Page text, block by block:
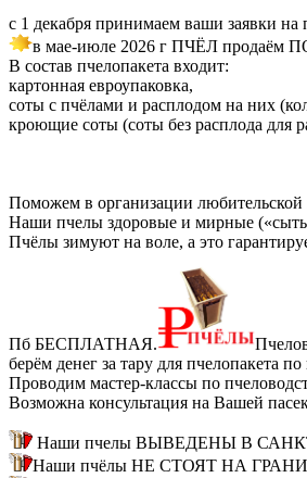
с 1 декабря принимаем ваши заявки на
в мае-июле 2026 г ПЧЁЛ продаём
В состав пчелопакета входит:
картонная евроупаковка,
соты с пчёлами и расплодом на них
кроющие соты (соты без расплода для
Поможем в организации любительской
Наши пчелы здоровые и мирные
Пчёлы зимуют на воле, а это
Пб БЕСПЛАТНАЯ.
берём денег за тару для
Проводим мастер-классы по
Возможна консультация на Вашей
Наши пчелы ВЫВЕДЕНЫ В САНКТ-
Наши пчёлы НЕ СТОЯТ НА ГРАНИЦЕ